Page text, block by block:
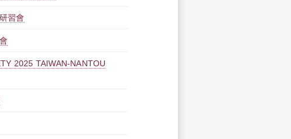
習會
2025 TAIWAN-NANTOU